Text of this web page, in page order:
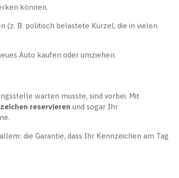
können.
(z. B. politisch belastete Kürzel, die in vielen
Auto kaufen oder umziehen.
warten musste, sind vorbei. Mit
reservieren und sogar Ihr
die Garantie, dass Ihr Kennzeichen am Tag